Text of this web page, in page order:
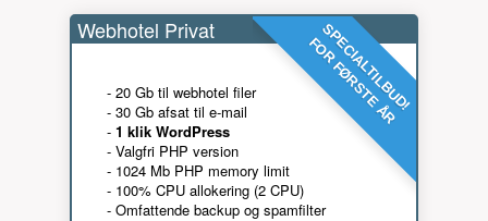
SPECIALTILBUD!
FOR FØRSTE ÅR
Webhotel Privat
- 20 Gb til webhotel filer
- 30 Gb afsat til e-mail
- 1 klik WordPress
- Valgfri PHP version
- 1024 Mb PHP memory limit
- 100% CPU allokering (2 CPU)
- Omfattende backup og spamfilter